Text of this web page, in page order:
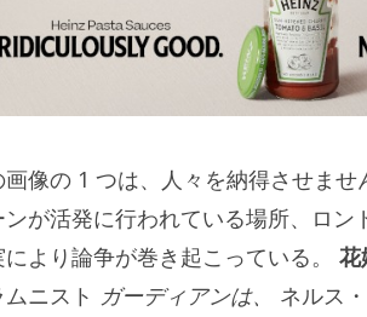
像の 1 つは、人々を納得させませ
が活発に行われている場所、ロ
より論争が巻き起こっている。
花
ニスト ガーディアンは、 ネルス